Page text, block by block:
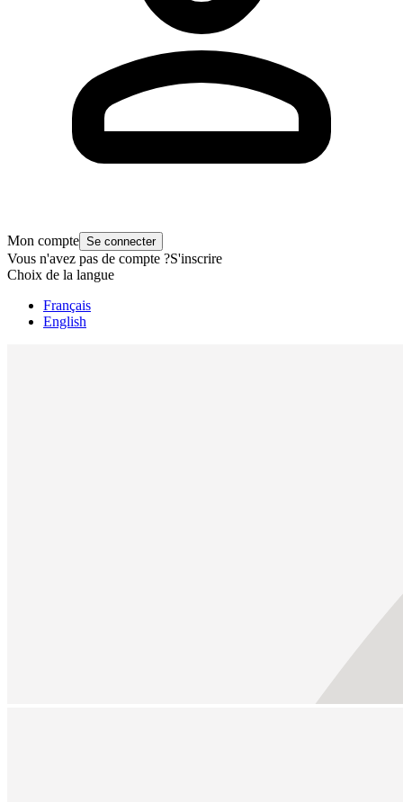
Mon compte Se connecter
Vous n'avez pas de compte ?S'inscrire
Choix de la langue
Français
English